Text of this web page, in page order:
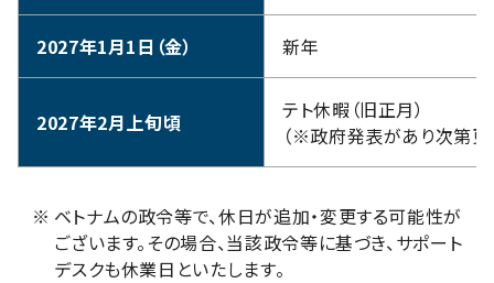
2027年1月1日（金） 新年
2027年2月上旬頃
テト休暇（旧正月）
（※政府発表があり次第更
※ ベトナムの政令等で、休日が追加・変更する可能性が
ございます。その場合、当該政令等に基づき、サポート
デスクも休業日といたします。